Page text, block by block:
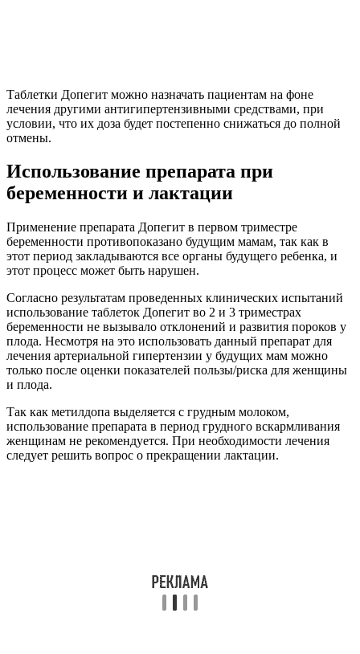
Таблетки Допегит можно назначать пациентам на фоне
лечения другими антигипертензивными средствами, при
условии, что их доза будет постепенно снижаться до полной
отмены.
Использование препарата при
беременности и лактации
Применение препарата Допегит в первом триместре
беременности противопоказано будущим мамам, так как в
этот период закладываются все органы будущего ребенка, и
этот процесс может быть нарушен.
Согласно результатам проведенных клинических испытаний
использование таблеток Допегит во 2 и 3 триместрах
беременности не вызывало отклонений и развития пороков у
плода. Несмотря на это использовать данный препарат для
лечения артериальной гипертензии у будущих мам можно
только после оценки показателей пользы/риска для женщины
и плода.
Так как метилдопа выделяется с грудным молоком,
использование препарата в период грудного вскармливания
женщинам не рекомендуется. При необходимости лечения
следует решить вопрос о прекращении лактации.